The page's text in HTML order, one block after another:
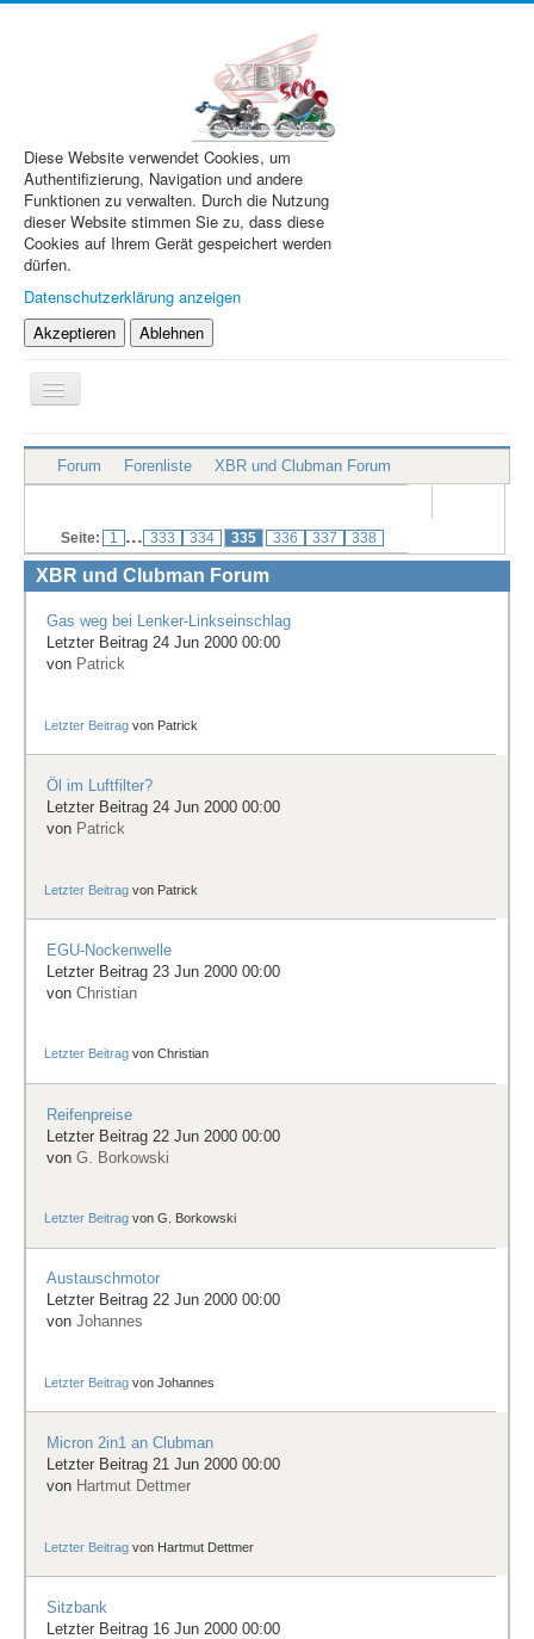
Diese Website verwendet Cookies, um
Authentifizierung, Navigation und andere
Funktionen zu verwalten. Durch die Nutzung
dieser Website stimmen Sie zu, dass diese
Cookies auf Ihrem Gerät gespeichert werden
dürfen.
Datenschutzerklärung anzeigen
Akzeptieren
Ablehnen
Navigation
an/aus
XBR.de
Technik
Forum
Treffen & Touren
Cafe-Ecke
Suche
Forum Forenliste XBR und Clubman Forum
Seite: 1 ... 333 334 335 336 337 338
XBR und Clubman Forum
Gas weg bei Lenker-Linkseinschlag
Letzter Beitrag 24 Jun 2000 00:00
von Patrick
Letzter Beitrag von Patrick
Öl im Luftfilter?
Letzter Beitrag 24 Jun 2000 00:00
von Patrick
Letzter Beitrag von Patrick
EGU-Nockenwelle
Letzter Beitrag 23 Jun 2000 00:00
von Christian
Letzter Beitrag vonChristian
Reifenpreise
Letzter Beitrag 22 Jun 2000 00:00
von G. Borkowski
Letzter Beitrag vonG. Borkowski
Austauschmotor
Letzter Beitrag 22 Jun 2000 00:00
von Johannes
Letzter Beitrag vonJohannes
Micron 2in1 an Clubman
Letzter Beitrag 21 Jun 2000 00:00
von Hartmut Dettmer
Letzter Beitrag von Hartmut Dettmer
Sitzbank
Letzter Beitrag 16 Jun 2000 00:00